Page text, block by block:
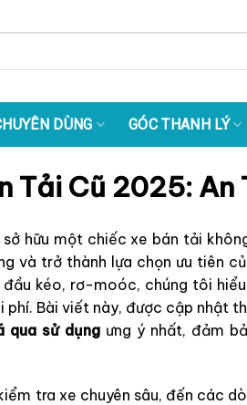
DÙNG GÓC THANH LÝ
Tải Cũ 2025: An
hữu một chiếc xe bán tải
và trở thành lựa chọn ưu tiên
kéo, rơ-moóc, chúng tôi
Bài viết này, được cập nhật
qua sử dụng ưng ý nhất, đảm
tra xe chuyên sâu, đến các